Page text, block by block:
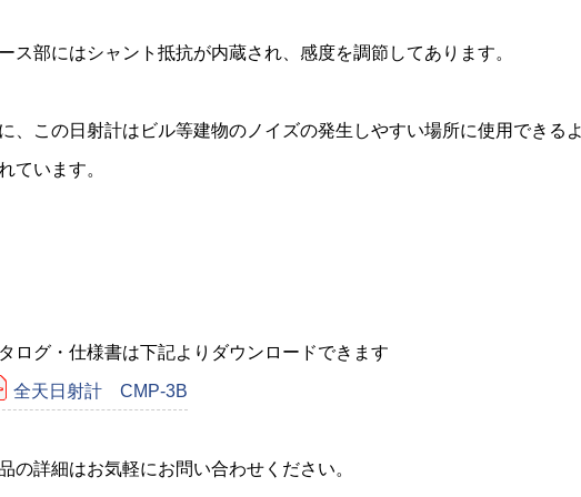
ス部にはシャント抵抗が内蔵され、感度を調節してあります。
、この日射計はビル等建物のノイズの発生しやすい場所に使用できる
ています。
ログ・仕様書は下記よりダウンロードできます
全天日射計 CMP-3B
の詳細はお気軽にお問い合わせください。